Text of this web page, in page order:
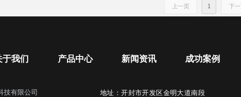
上一页 1 下
于我们 产品中心 新闻资讯 成功案例
技有限公司 地址：开封市开发区金明大道南段